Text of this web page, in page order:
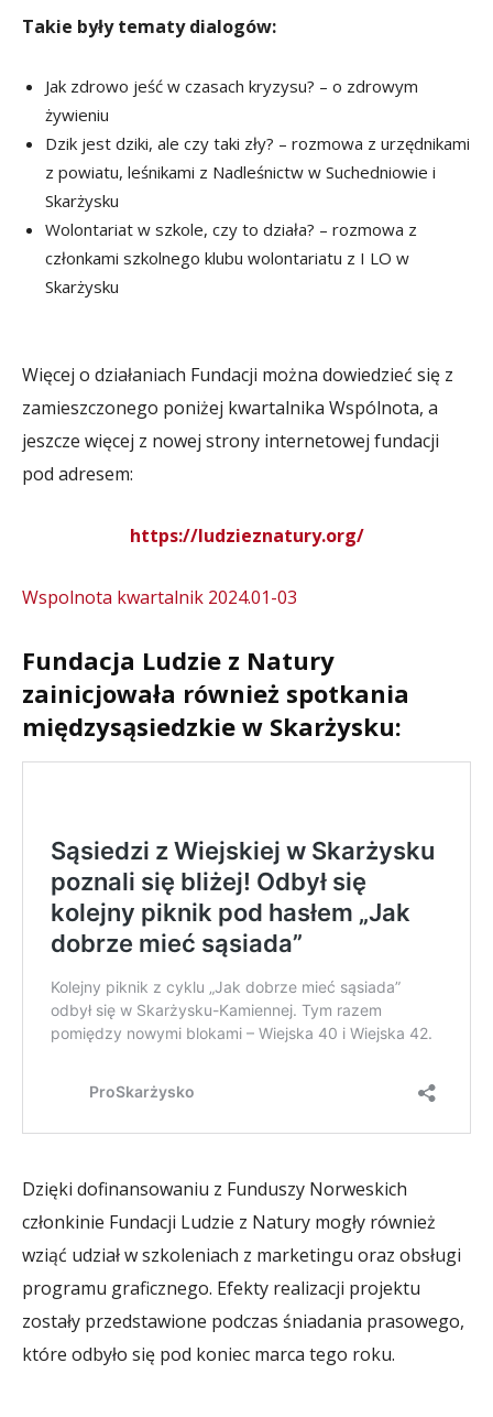
Takie były tematy dialogów:
Jak zdrowo jeść w czasach kryzysu? – o zdrowym
żywieniu
Dzik jest dziki, ale czy taki zły? – rozmowa z urzędnikami
z powiatu, leśnikami z Nadleśnictw w Suchedniowie i
Skarżysku
Wolontariat w szkole, czy to działa? – rozmowa z
członkami szkolnego klubu wolontariatu z I LO w
Skarżysku
Więcej o działaniach Fundacji można dowiedzieć się z
zamieszczonego poniżej kwartalnika Wspólnota, a
jeszcze więcej z nowej strony internetowej fundacji
pod adresem:
https://ludzieznatury.org/
Wspolnota kwartalnik 2024.01-03
Fundacja Ludzie z Natury
zainicjowała również spotkania
międzysąsiedzkie w Skarżysku:
Dzięki dofinansowaniu z Funduszy Norweskich
członkinie Fundacji Ludzie z Natury mogły również
wziąć udział w szkoleniach z marketingu oraz obsługi
programu graficznego. Efekty realizacji projektu
zostały przedstawione podczas śniadania prasowego,
które odbyło się pod koniec marca tego roku.